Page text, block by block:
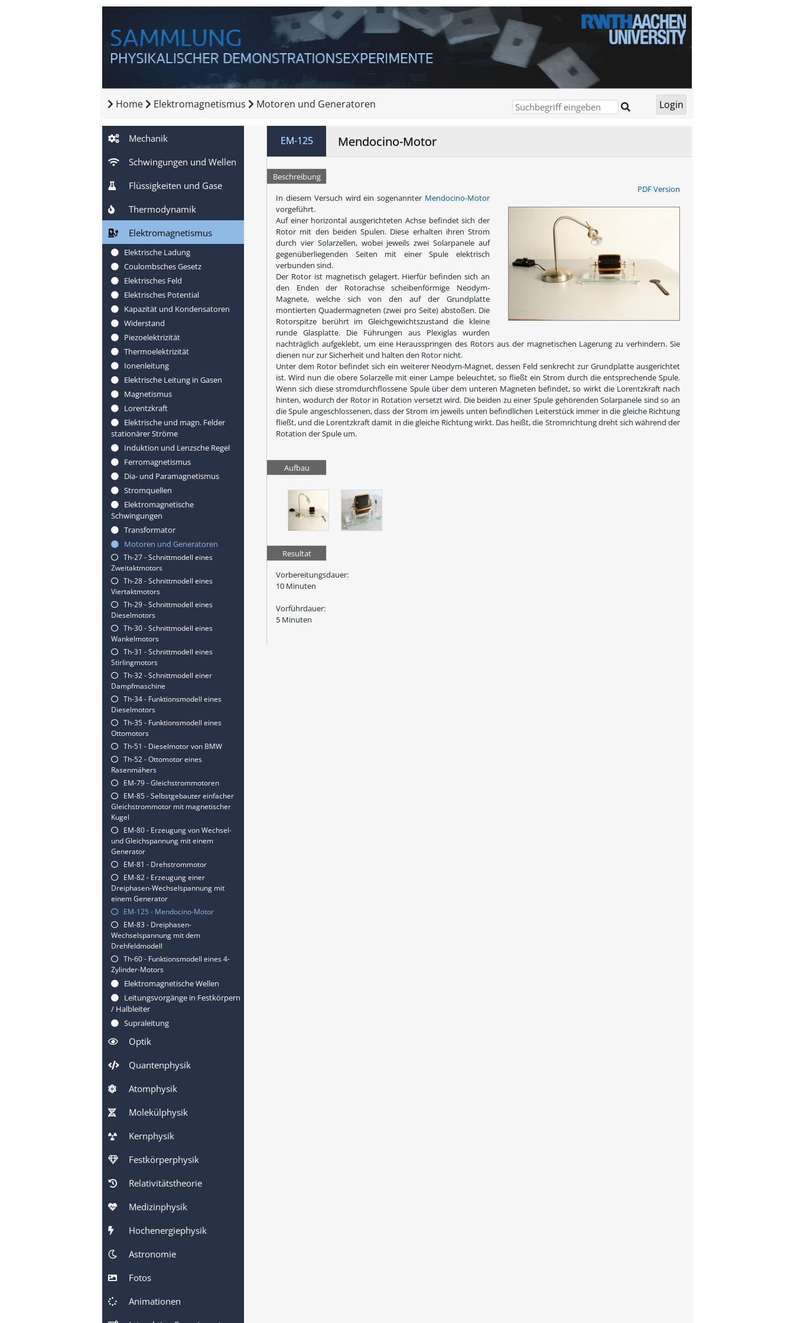
Home Elektromagnetismus Motoren und Generatoren
Mechanik
Schwingungen und Wellen
Flüssigkeiten und Gase
Thermodynamik
Elektromagnetismus
Elektrische Ladung
Coulombsches Gesetz
Elektrisches Feld
Elektrisches Potential
Kapazität und Kondensatoren
Widerstand
Piezoelektrizität
Thermoelektrizität
Ionenleitung
Elektrische Leitung in Gasen
Magnetismus
Lorentzkraft
Elektrische und magn. Felder
stationärer Ströme
Induktion und Lenzsche Regel
Ferromagnetismus
Dia- und Paramagnetismus
Stromquellen
Elektromagnetische
Schwingungen
Transformator
Motoren und Generatoren
Th-27 - Schnittmodell eines
Zweitaktmotors
Th-28 - Schnittmodell eines
Viertaktmotors
Th-29 - Schnittmodell eines
Dieselmotors
Th-30 - Schnittmodell eines
Wankelmotors
Th-31 - Schnittmodell eines
Stirlingmotors
Th-32 - Schnittmodell einer
Dampfmaschine
Th-34 - Funktionsmodell eines
Dieselmotors
Th-35 - Funktionsmodell eines
Ottomotors
Th-51 - Dieselmotor von BMW
Th-52 - Ottomotor eines
Rasenmähers
EM-79 - Gleichstrommotoren
EM-85 - Selbstgebauter einfacher
Gleichstrommotor mit magnetischer
Kugel
EM-80 - Erzeugung von Wechsel-
und Gleichspannung mit einem
Generator
EM-81 - Drehstrommotor
EM-82 - Erzeugung einer
Dreiphasen-Wechselspannung mit
einem Generator
EM-125 - Mendocino-Motor
EM-83 - Dreiphasen-
Wechselspannung mit dem
Drehfeldmodell
Th-60 - Funktionsmodell eines 4-
Zylinder-Motors
Elektromagnetische Wellen
Leitungsvorgänge in Festkörpern
/ Halbleiter
Supraleitung
Optik
Quantenphysik
Atomphysik
Molekülphysik
Kernphysik
Festkörperphysik
Relativitätstheorie
Medizinphysik
Hochenergiephysik
Astronomie
Fotos
Animationen
EM-125 Mendocino-Motor
Beschreibung
PDF Version
In diesem Versuch wird ein sogenannter Mendocino-Motor
vorgeführt.
Auf einer horizontal ausgerichteten Achse befindet sich der
Rotor mit den beiden Spulen. Diese erhalten ihren Strom
durch vier Solarzellen, wobei jeweils zwei Solarpanele auf
gegenüberliegenden Seiten mit einer Spule elektrisch
verbunden sind.
Der Rotor ist magnetisch gelagert. Hierfür befinden sich an
den Enden der Rotorachse scheibenförmige Neodym-
Magnete, welche sich von den auf der Grundplatte
montierten Quadermagneten (zwei pro Seite) abstoßen. Die
Rotorspitze berührt im Gleichgewichtszustand die kleine
runde Glasplatte. Die Führungen aus Plexiglas wurden
nachträglich aufgeklebt, um eine Herausspringen des Rotors aus der magnetischen Lagerung zu verhindern. Sie
dienen nur zur Sicherheit und halten den Rotor nicht.
Unter dem Rotor befindet sich ein weiterer Neodym-Magnet, dessen Feld senkrecht zur Grundplatte ausgerichtet
ist. Wird nun die obere Solarzelle mit einer Lampe beleuchtet, so fließt ein Strom durch die entsprechende Spule.
Wenn sich diese stromdurchflossene Spule über dem unteren Magneten befindet, so wirkt die Lorentzkraft nach
hinten, wodurch der Rotor in Rotation versetzt wird. Die beiden zu einer Spule gehörenden Solarpanele sind so an
die Spule angeschlossenen, dass der Strom im jeweils unten befindlichen Leiterstück immer in die gleiche Richtung
fließt, und die Lorentzkraft damit in die gleiche Richtung wirkt. Das heißt, die Stromrichtung dreht sich während der
Rotation der Spule um.
Aufbau
Resultat
Vorbereitungsdauer:
10 Minuten
Vorführdauer:
5 Minuten